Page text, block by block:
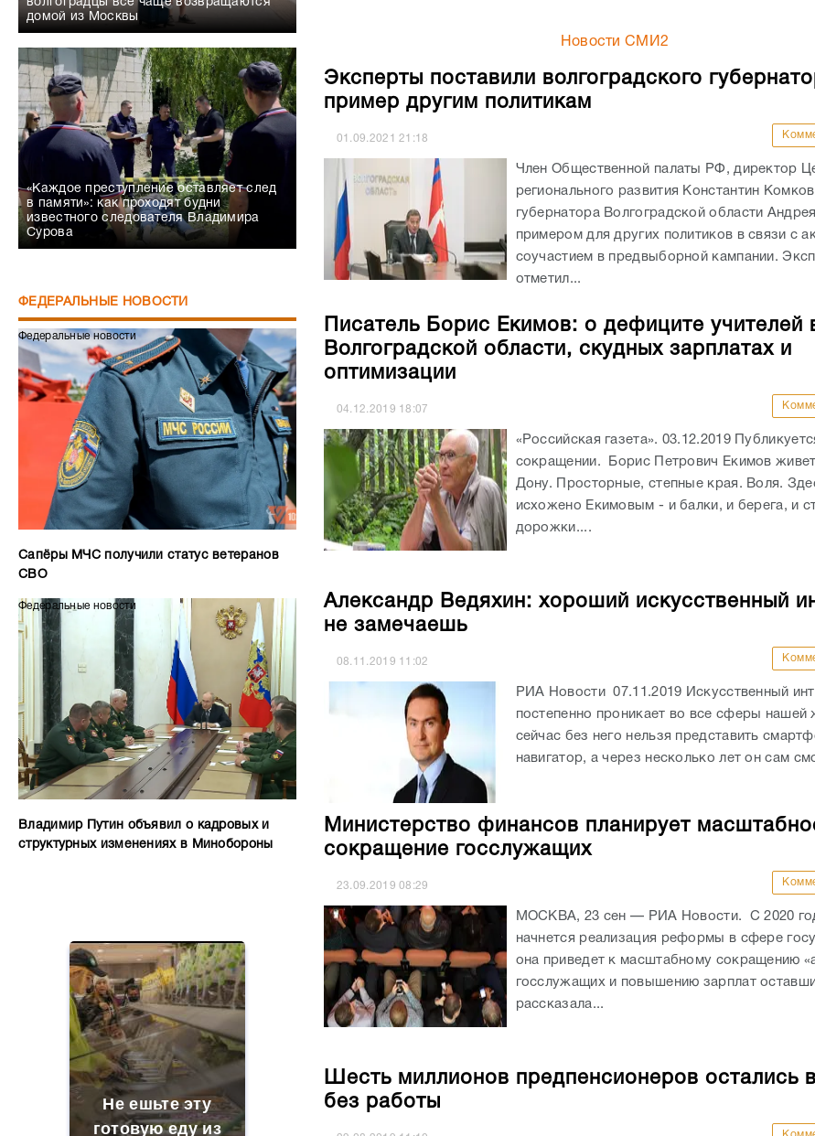
домой из Москвы
«Каждое преступление оставляет след
в памяти»: как проходят будни
известного следователя Владимира
Сурова
ФЕДЕРАЛЬНЫЕ НОВОСТИ
Федеральные новости
Сапёры МЧС получили статус ветеранов
СВО
Федеральные новости
Владимир Путин объявил о кадровых и
структурных изменениях в Минобороны
Не ешьте эту
готовую еду из
Новости СМИ2
Эксперты поставили волгоградского
пример другим политикам
01.09.202121:18
Член Общественной палаты РФ, директор
регионального развития Константин
губернатора Волгоградской области
примером для других политиков в связи с
соучастием в предвыборной кампании.
отметил...
Писатель Борис Екимов: о дефиците учителей
Волгоградской области, скудных зарплатах и
оптимизации
04.12.2019 18:07
«Российская газета». 03.12.2019
сокращении. Борис Петрович Екимов
Дону. Просторные, степные края. Воля.
исхожено Екимовым - и балки, и берега, и
дорожки....
Александр Ведяхин: хороший искусственный
не замечаешь
08.11.2019 11:02
РИА Новости 07.11.2019 Искусственный
постепенно проникает во все сферы нашей
сейчас без него нельзя представить
навигатор, а через несколько лет он сам
Министерство финансов планирует
сокращение госслужащих
23.09.201908:29
МОСКВА, 23 сен — РИА Новости. С 2020
начнется реализация реформы в сфере
она приведет к масштабному сокращению
госслужащих и повышению зарплат
рассказала...
Шесть миллионов предпенсионеров остались
без работы